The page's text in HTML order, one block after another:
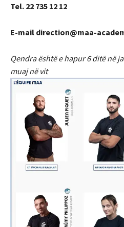
Tel. 22 735 12 12
E-mail direction@maa-
Qendra është e hapur 6 ditë në
muaj në vit